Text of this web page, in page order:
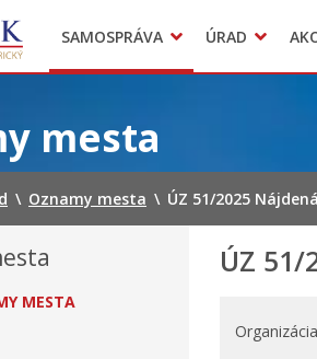
SAMOSPRÁVA
Mestská polícia
ÚRAD
Sekcie úradu
mesta
\ Oznamy mesta \ ÚZ 51/2025
MESTA
ÚZ
Organizácia